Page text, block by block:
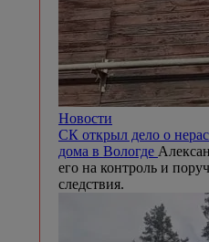
Новости
СК открыл дело о
дома в Вологде
его на контроль и
следствия.